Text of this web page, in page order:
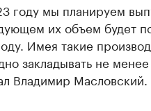
году мы планируем
их объем будет
Имея такие
закладывать не
Владимир Масловский.